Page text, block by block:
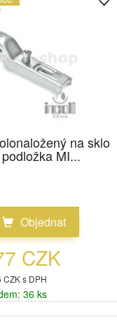
na sklo
MI...
Objednat
CZK
CZK s DPH
36 ks